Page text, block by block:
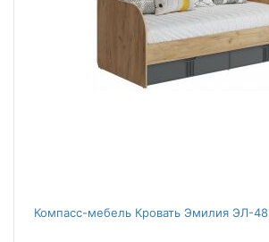
Компасс-мебель Кровать Эмилия ЭЛ-48